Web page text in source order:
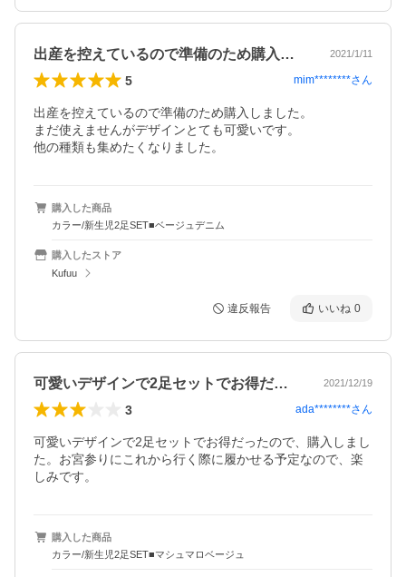
出産を控えているので準備のため購入しま… 2021/1/11
5 mim********さん
出産を控えているので準備のため購入しました。
まだ使えませんがデザインとても可愛いです。
他の種類も集めたくなりました。
購入した商品
カラー/新生児2足SET■ベージュデニム
購入したストア
Kufuu
違反報告 いいね 0
可愛いデザインで2足セットでお得だった… 2021/12/19
3 ada********さん
可愛いデザインで2足セットでお得だったので、購入しまし
た。お宮参りにこれから行く際に履かせる予定なので、楽
しみです。
購入した商品
カラー/新生児2足SET■マシュマロベージュ